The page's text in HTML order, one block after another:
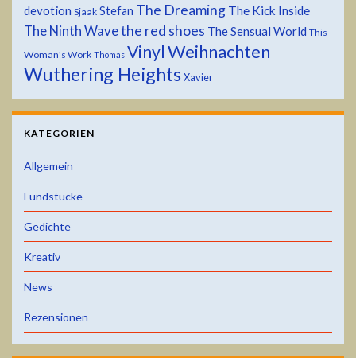
devotion Sjaak Stefan The Dreaming The Kick Inside
The Ninth Wavethe red shoes The Sensual World This
Woman's Work Thomas VinylWeihnachten
Wuthering Heights Xavier
KATEGORIEN
Allgemein
Fundstücke
Gedichte
Kreativ
News
Rezensionen